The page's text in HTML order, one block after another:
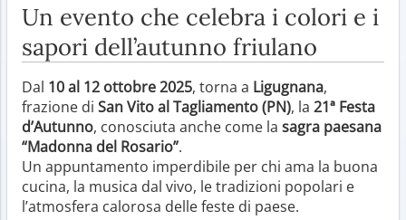
Un evento che celebra i colori e i
sapori dell’autunno friulano
Dal 10 al 12 ottobre 2025, torna a Ligugnana,
frazione di San Vito al Tagliamento (PN), la 21ª Festa
d’Autunno, conosciuta anche come la sagra paesana
“Madonna del Rosario”.
Un appuntamento imperdibile per chi ama la buona
cucina, la musica dal vivo, le tradizioni popolari e
l’atmosfera calorosa delle feste di paese.